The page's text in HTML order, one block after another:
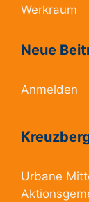
Werkraum
Neue
Anmelden
Urbane